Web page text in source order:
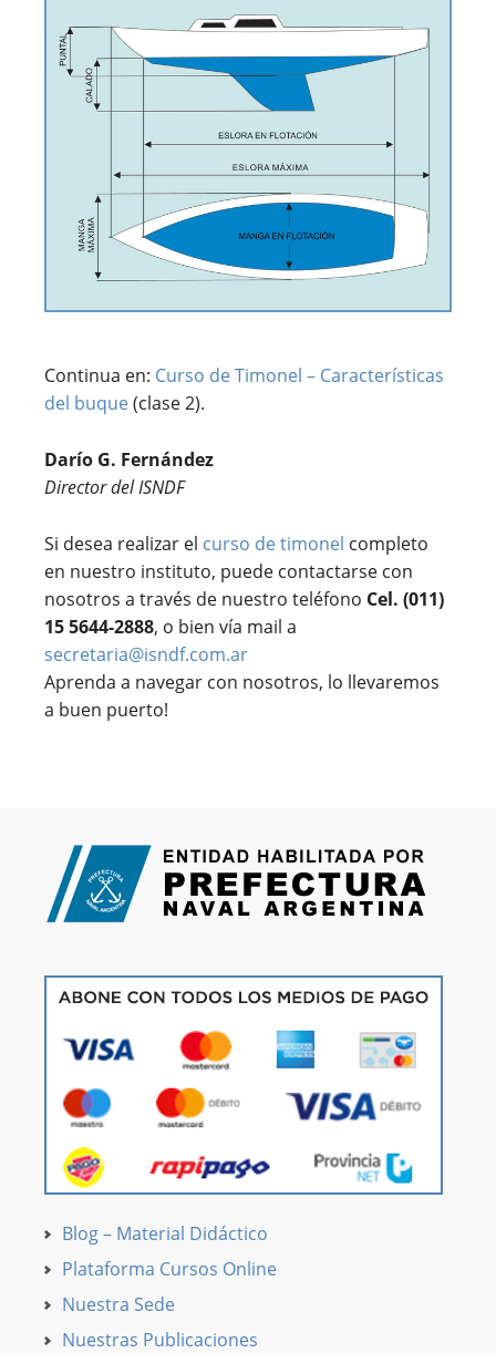
Continua en: Curso de Timonel – Características
del buque(clase 2).
Darío G. Fernández
Director del ISNDF
Si desea realizar el curso de timonel completo
en nuestro instituto, puede contactarse con
nosotros a través de nuestro teléfono Cel. (011)
15 5644-2888, o bien vía mail a
secretaria@isndf.com.ar
Aprenda a navegar con nosotros, lo llevaremos
a buen puerto!
Blog – Material Didáctico
Plataforma Cursos Online
Nuestra Sede
Nuestras Publicaciones